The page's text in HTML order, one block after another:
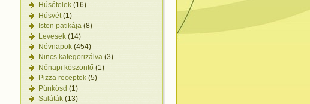
Húsételek (16)
Húsvét(1)
Isten patikája (8)
Levesek (14)
Névnapok (454)
Nincs kategorizálva (3)
Nőnapi köszöntő (1)
Pizza receptek (5)
Pünkösd (1)
Saláták (13)